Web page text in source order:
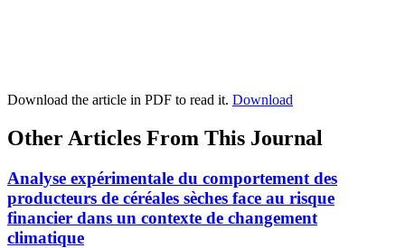
Download the article in PDF to read it. Download
Other Articles From This Journal
Analyse expérimentale du comportement des
producteurs de céréales sèches face au risque
financier dans un contexte de changement
climatique